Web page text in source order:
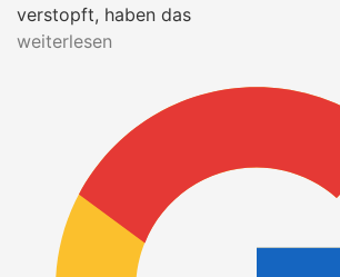
verstopft, haben das
weiterlesen